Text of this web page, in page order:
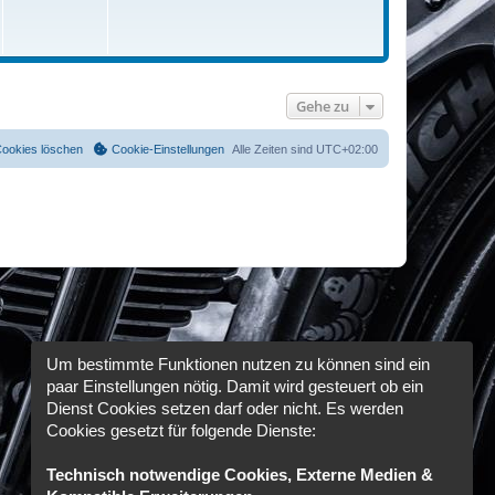
g
Gehe zu
Alle Zeiten sind UTC+02:00
Cookie-Einstellungen
löschen
Um bestimmte Funktionen nutzen zu können sind ein
paar Einstellungen nötig. Damit wird gesteuert ob ein
Dienst Cookies setzen darf oder nicht. Es werden
Cookies gesetzt für folgende Dienste:
Technisch notwendige Cookies, Externe Medien &